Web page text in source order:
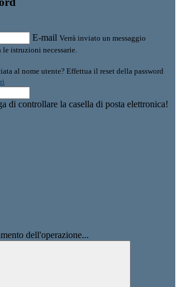
E-mail Verrà inviato un messaggio
istruzioni necessarie.
al nome utente? Effettua il reset della password
di controllare la casella di posta elettronica!
dell'operazione...